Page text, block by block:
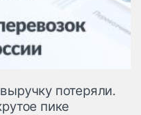
потеряли.
пике